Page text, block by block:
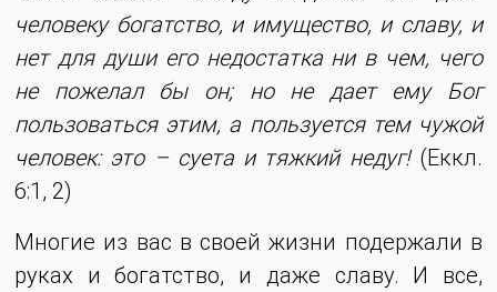
человеку богатство, и имущество, и славу, и
нет для души его недостатка ни в чем, чего
не пожелал бы он; но не дает ему Бог
пользоваться этим, а пользуется тем чужой
человек: это – суета и тяжкий недуг! (Еккл.
6:1, 2)
Многие из вас в своей жизни подержали в
руках и богатство, и даже славу. И все,